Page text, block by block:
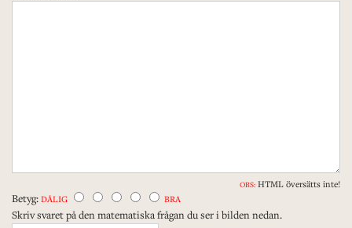
OBS: HTML översätts inte!
Betyg: DÅLIG BRA
Skriv svaret på den matematiska frågan du ser i bilden nedan.